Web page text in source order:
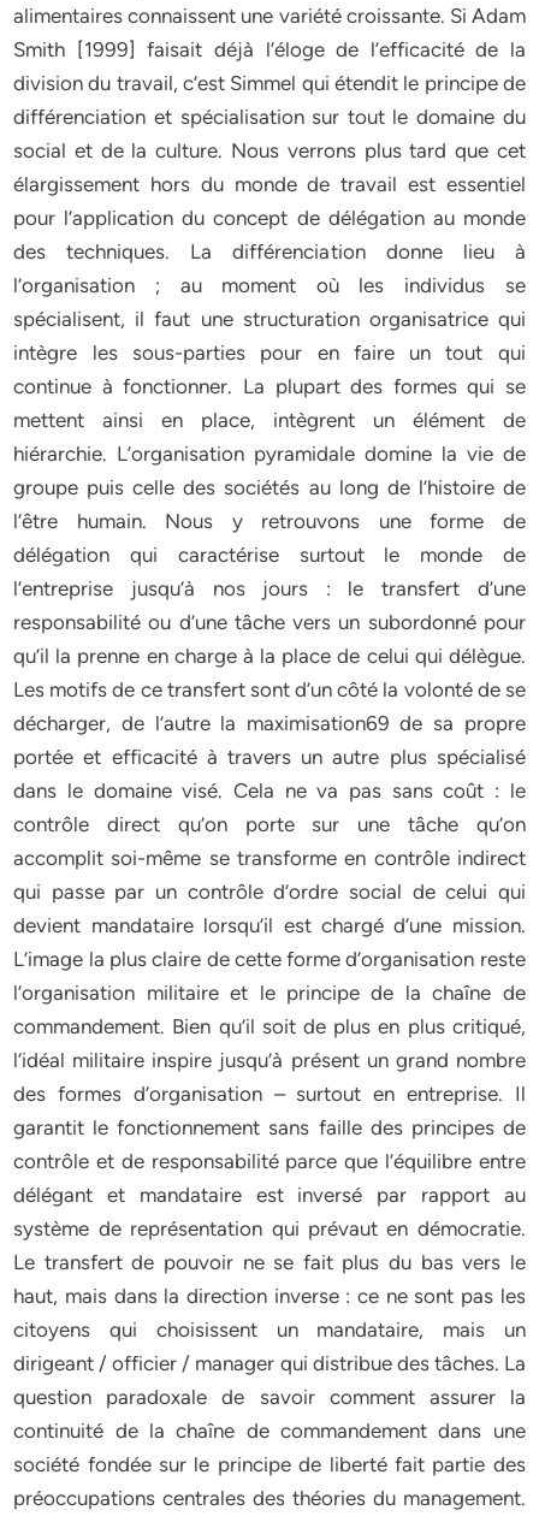
alimentaires connaissent une variété croissante. Si Adam
Smith [1999] faisait déjà l’éloge de l’efficacité de la
division du travail, c’est Simmel qui étendit le principe de
différenciation et spécialisation sur tout le domaine du
social et de la culture. Nous verrons plus tard que cet
élargissement hors du monde de travail est essentiel
pour l’application du concept de délégation au monde
des techniques. La différenciation donne lieu à
l’organisation ; au moment où les individus se
spécialisent, il faut une structuration organisatrice qui
intègre les sous-parties pour en faire un tout qui
continue à fonctionner. La plupart des formes qui se
mettent ainsi en place, intègrent un élément de
hiérarchie. L’organisation pyramidale domine la vie de
groupe puis celle des sociétés au long de l’histoire de
l’être humain. Nous y retrouvons une forme de
délégation qui caractérise surtout le monde de
l’entreprise jusqu’à nos jours : le transfert d’une
responsabilité ou d’une tâche vers un subordonné pour
qu’il la prenne en charge à la place de celui qui délègue.
Les motifs de ce transfert sont d’un côté la volonté de se
décharger, de l’autre la maximisation69 de sa propre
portée et efficacité à travers un autre plus spécialisé
dans le domaine visé. Cela ne va pas sans coût : le
contrôle direct qu’on porte sur une tâche qu’on
accomplit soi-même se transforme en contrôle indirect
qui passe par un contrôle d’ordre social de celui qui
devient mandataire lorsqu’il est chargé d’une mission.
L’image la plus claire de cette forme d’organisation reste
l’organisation militaire et le principe de la chaîne de
commandement. Bien qu’il soit de plus en plus critiqué,
l’idéal militaire inspire jusqu’à présent un grand nombre
des formes d’organisation – surtout en entreprise. Il
garantit le fonctionnement sans faille des principes de
contrôle et de responsabilité parce que l’équilibre entre
délégant et mandataire est inversé par rapport au
système de représentation qui prévaut en démocratie.
Le transfert de pouvoir ne se fait plus du bas vers le
haut, mais dans la direction inverse : ce ne sont pas les
citoyens qui choisissent un mandataire, mais un
dirigeant / officier / manager qui distribue des tâches. La
question paradoxale de savoir comment assurer la
continuité de la chaîne de commandement dans une
société fondée sur le principe de liberté fait partie des
préoccupations centrales des théories du management.